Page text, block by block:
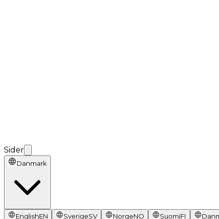
Sider
Danmark
EnglishEN SverigeSV NorgeNO SuomiFI